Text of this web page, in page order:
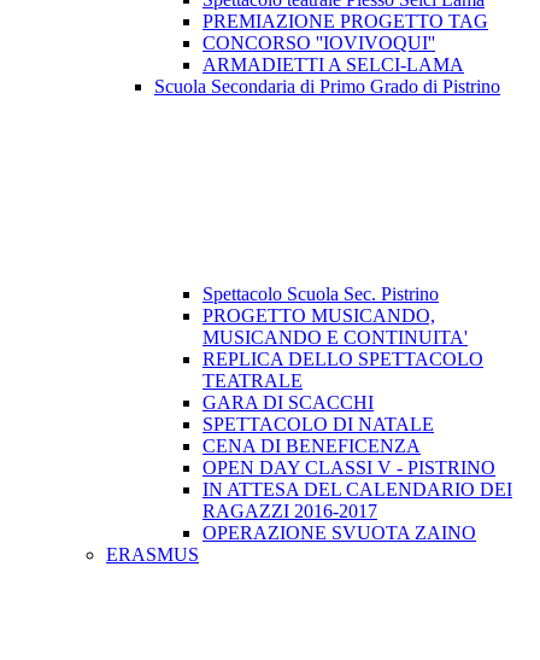
PREMIAZIONE PROGETTO TAG
CONCORSO ''IOVIVOQUI''
ARMADIETTI A SELCI-LAMA
Scuola Secondaria di Primo Grado di Pistrino
Spettacolo Scuola Sec. Pistrino
PROGETTO MUSICANDO,
MUSICANDO E CONTINUITA'
REPLICA DELLO SPETTACOLO
TEATRALE
GARA DI SCACCHI
SPETTACOLO DI NATALE
CENA DI BENEFICENZA
OPEN DAY CLASSI V - PISTRINO
IN ATTESA DEL CALENDARIO DEI
RAGAZZI 2016-2017
OPERAZIONE SVUOTA ZAINO
ERASMUS